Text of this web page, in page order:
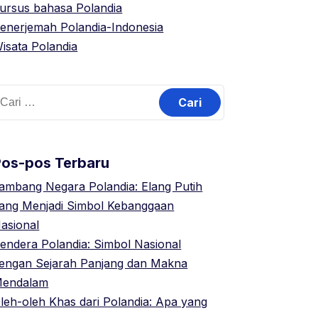
bahasa Polandia
Polandia-Indonesia
Polandia
pos Terbaru
Negara Polandia: Elang Putih
Menjadi Simbol Kebanggaan
Polandia: Simbol Nasional
Sejarah Panjang dan Makna
oleh Khas dari Polandia: Apa yang